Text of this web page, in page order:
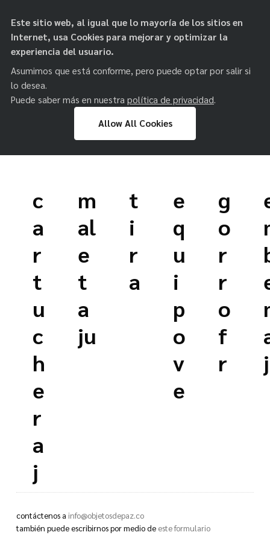
content
paz
c
a
r
t
u
c
h
e
r
a
j
u
m
al
e
t
a
ju
t
i
r
a
e
q
u
i
p
o
v
e
g
o
r
r
o
f
r
contáctenos a info@objetosdepaz.co
también puede escribirnos por medio de este formulario
Este sitio web, al igual que lo mayoría de los sitios en
Internet, usa Cookies para mejorar y optimizar la
experiencia del usuario.
Asumimos que está conforme, pero puede optar por salir si
lo desea.
Puede saber más en nuestra política de privacidad.
Allow All Cookies